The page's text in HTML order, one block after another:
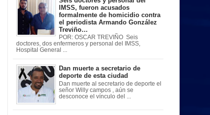
IMSS, fueron acusados
formalmente de homicidio contra
el periodista Armando González
Treviño…
POR: OSCAR TREVIÑO Seis
doctores, dos enfermeros y personal del IMSS,
Hospital General ...
Dan muerte a secretario de
deporte de esta ciudad
Dan muerte al secretario de deporte el
señor Willy campos , aún se
desconoce el vínculo del ...